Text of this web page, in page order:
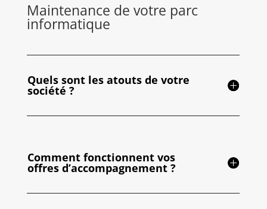
Maintenance de votre parc
informatique
Quels sont les atouts de votre
société ?
Comment fonctionnent vos
offres d’accompagnement ?